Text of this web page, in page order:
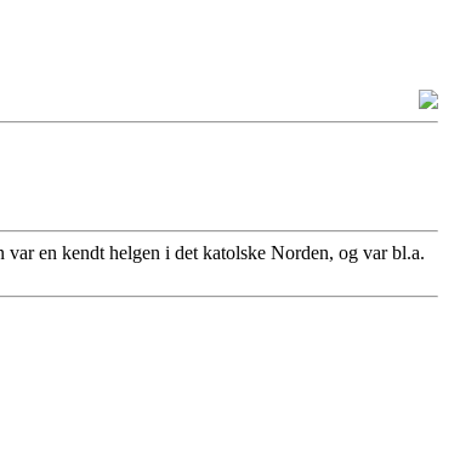
en kendt helgen i det katolske Norden, og var bl.a.